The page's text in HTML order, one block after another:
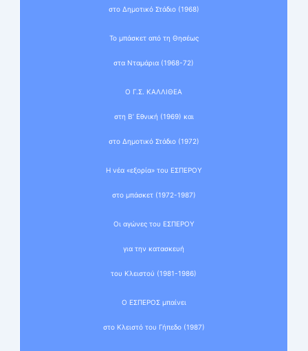
στο Δημοτικό Στάδιο (1968)
Το μπάσκετ από τη Θησέως
στα Νταμάρια (1968-72)
Ο Γ.Σ. ΚΑΛΛΙΘΕΑ
στη Β’ Εθνική (1969) και
στο Δημοτικό Στάδιο (1972)
Η νέα «εξορία» του ΕΣΠΕΡΟΥ
στο μπάσκετ (1972-1987)
Οι αγώνες του ΕΣΠΕΡΟΥ
για την κατασκευή
του Κλειστού (1981-1986)
Ο ΕΣΠΕΡΟΣ μπαίνει
στο Κλειστό του Γήπεδο (1987)